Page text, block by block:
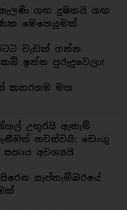
ගඟ දුෂිතයි ගඟ
මෙහෙයුමක්
වැඩක් ගන්න
ඉන්න පුරුදුවෙලා!
කතරගම මහ
උතුරයි ඇතැම්
නවත්වයි: ඩෙංගු
අවශ්‍යයි
සැප්තැම්බරයේ